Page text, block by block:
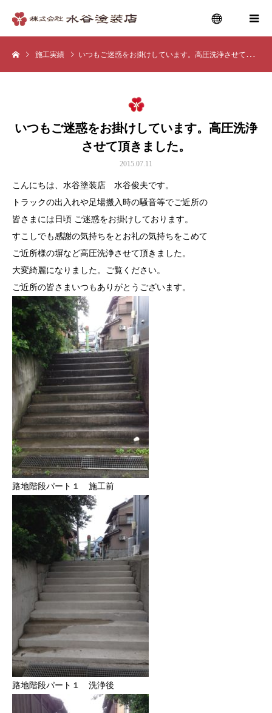
menu
施工実績 いつもご迷惑をお掛けしています。高圧洗浄させて頂きました。
いつもご迷惑をお掛けしています。高圧洗浄
させて頂きました。
2015.07.11
こんにちは、水谷塗装店 水谷俊夫です。
トラックの出入れや足場搬入時の騒音等でご近所の
皆さまには日頃 ご迷惑をお掛けしております。
すこしでも感謝の気持ちをとお礼の気持ちをこめて
ご近所様の塀など高圧洗浄させて頂きました。
大変綺麗になりました。ご覧ください。
ご近所の皆さまいつもありがとうございます。
路地階段パート１ 施工前
路地階段パート１ 洗浄後